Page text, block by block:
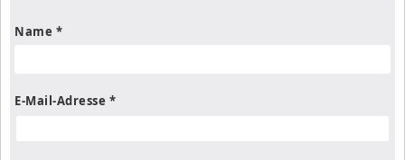
Name *
E-Mail-Adresse *